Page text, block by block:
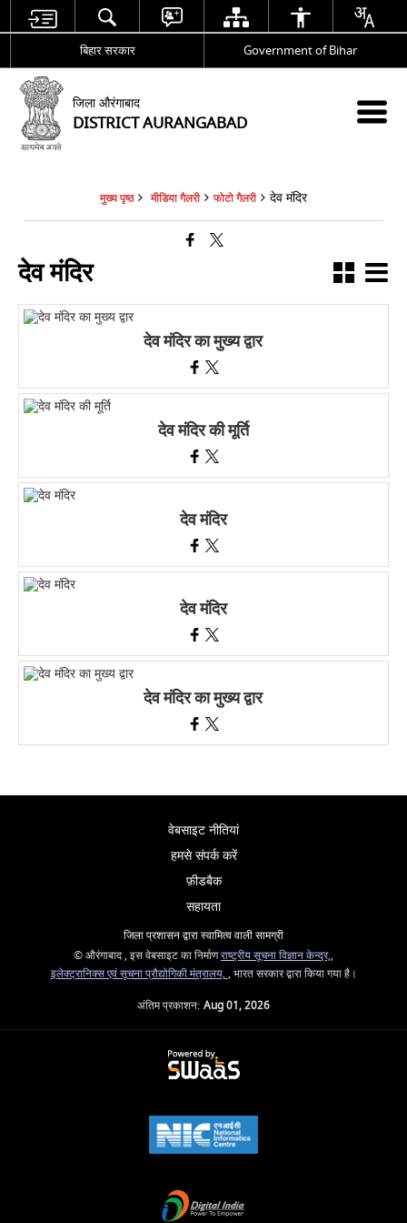
बिहार सरकार Government of Bihar
जिला औरंगाबाद
DISTRICT AURANGABAD
मुख्य पृष्ठ मीडिया गैलरी फोटो गैलरी देव मंदिर
देव मंदिर
देव मंदिर का मुख्य द्वार
देव मंदिर की मूर्ति
देव मंदिर
देव मंदिर
देव मंदिर का मुख्य द्वार
वेबसाइट नीतियां
हमसे संपर्क करें
फ़ीडबैक
सहायता
जिला प्रशासन द्वारा स्वामित्व वाली सामग्री
© औरंगाबाद , इस वेबसाइट का निर्माणराष्ट्रीय सूचना विज्ञान केन्द्र,,
इलेक्ट्रानिक्स एवं सूचना प्रौद्योगिकी मंत्रालय,, भारत सरकार द्वारा किया गया है।
अंतिम प्रकाशन: Aug 01, 2026